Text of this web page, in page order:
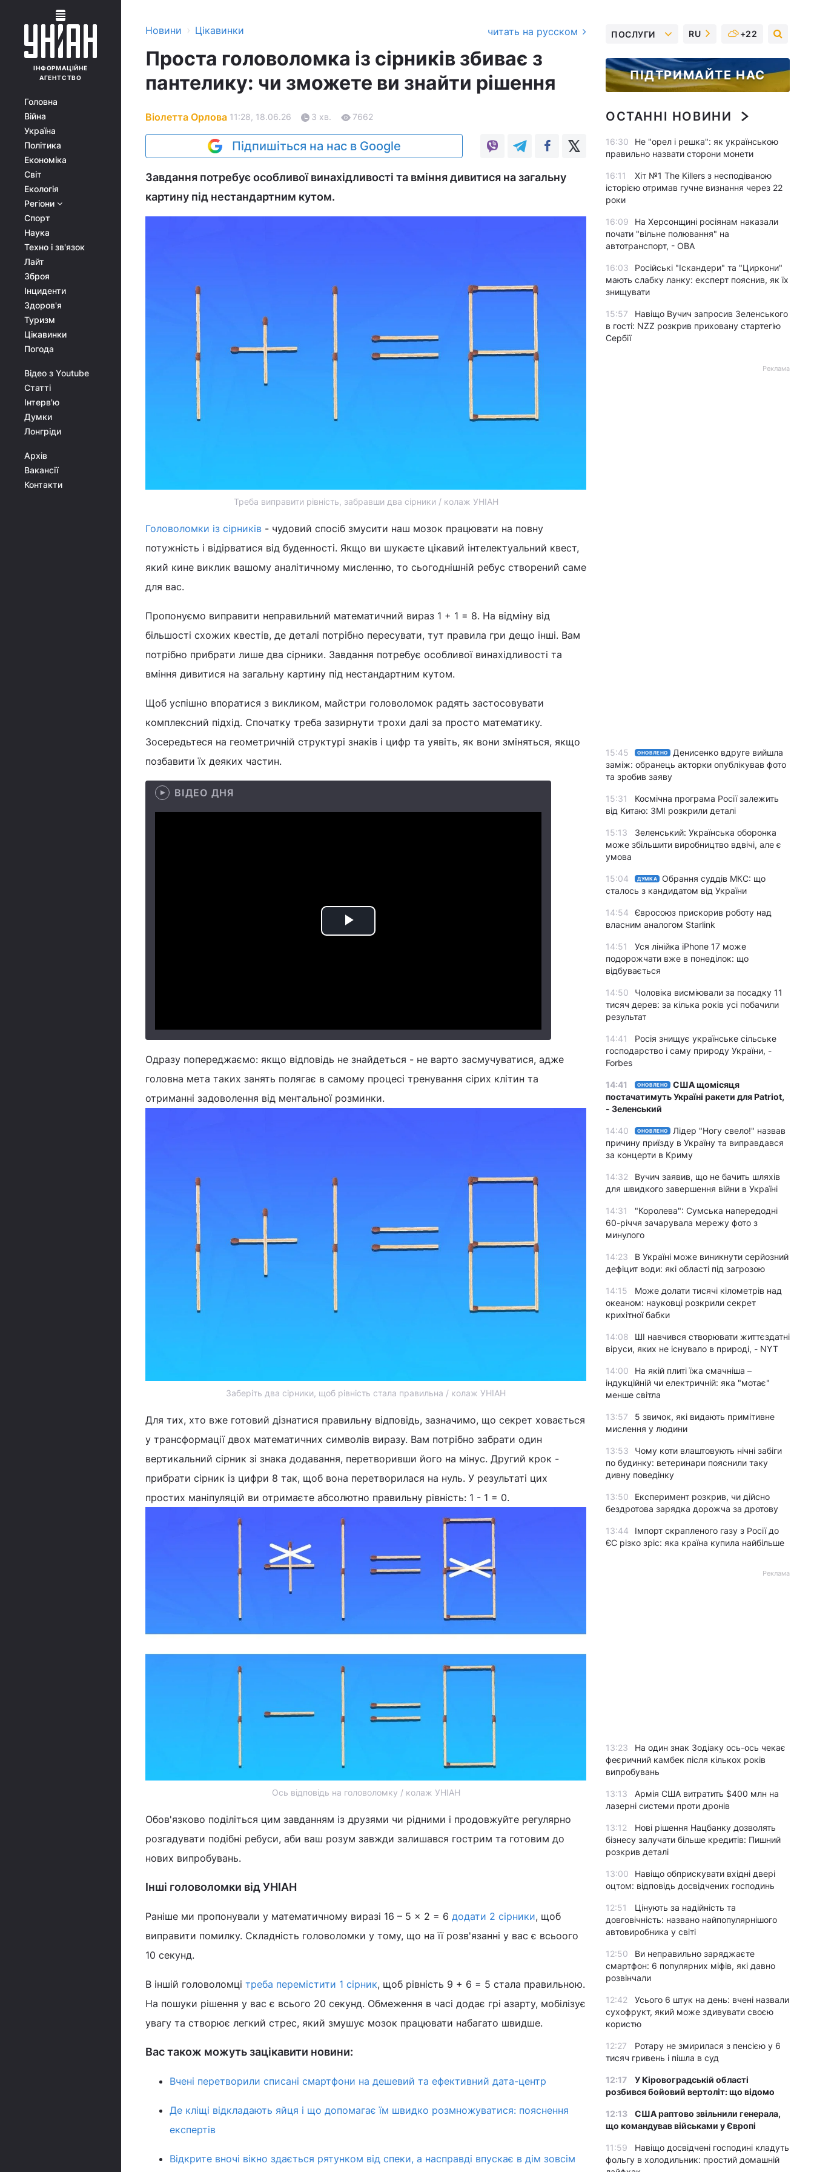
ІНФОРМАЦІЙНЕ
АГЕНТСТВО
Головна
Війна
Україна
Політика
Економіка
Світ
Екологія
Регіони
Спорт
Наука
Техно і зв'язок
Лайт
Зброя
Інциденти
Здоров'я
Туризм
Цікавинки
Погода
Відео з Youtube
Статті
Інтерв'ю
Думки
Лонгріди
Архів
Вакансії
Контакти
Новини › Цікавинки читать на русском
Проста головоломка із сірників збиває з
пантелику: чи зможете ви знайти рішення
Віолетта Орлова 11:28, 18.06.26 3 хв. 7662
Підпишіться на нас в Google
Завдання потребує особливої винахідливості та вміння дивитися на загальну
картину під нестандартним кутом.
Треба виправити рівність, забравши два сірники / колаж УНІАН
Головоломки із сірників - чудовий спосіб змусити наш мозок працювати на повну
потужність і відірватися від буденності. Якщо ви шукаєте цікавий інтелектуальний квест,
який кине виклик вашому аналітичному мисленню, то сьогоднішній ребус створений саме
для вас.
Пропонуємо виправити неправильний математичний вираз 1 + 1 = 8. На відміну від
більшості схожих квестів, де деталі потрібно пересувати, тут правила гри дещо інші. Вам
потрібно прибрати лише два сірники. Завдання потребує особливої винахідливості та
вміння дивитися на загальну картину під нестандартним кутом.
Щоб успішно впоратися з викликом, майстри головоломок радять застосовувати
комплексний підхід. Спочатку треба зазирнути трохи далі за просто математику.
Зосередьтеся на геометричній структурі знаків і цифр та уявіть, як вони зміняться, якщо
позбавити їх деяких частин.
ВІДЕО ДНЯ
Play
Одразу попереджаємо: якщо відповідь не знайдеться - не варто засмучуватися, адже
головна мета таких занять полягає в самому процесі тренування сірих клітин та
отриманні задоволення від ментальної розминки.
Заберіть два сірники, щоб рівність стала правильна / колаж УНІАН
Для тих, хто вже готовий дізнатися правильну відповідь, зазначимо, що секрет ховається
у трансформації двох математичних символів виразу. Вам потрібно забрати один
вертикальний сірник зі знака додавання, перетворивши його на мінус. Другий крок -
прибрати сірник із цифри 8 так, щоб вона перетворилася на нуль. У результаті цих
простих маніпуляцій ви отримаєте абсолютно правильну рівність: 1 - 1 = 0.
Ось відповідь на головоломку / колаж УНІАН
Обов'язково поділіться цим завданням із друзями чи рідними і продовжуйте регулярно
розгадувати подібні ребуси, аби ваш розум завжди залишався гострим та готовим до
нових випробувань.
Інші головоломки від УНІАН
Раніше ми пропонували у математичному виразі 16 – 5 × 2 = 6 додати 2 сірники, щоб
виправити помилку. Складність головоломки у тому, що на її розв'язанні у вас є всьоого
10 секунд.
В іншій головоломці треба перемістити 1 сірник, щоб рівність 9 + 6 = 5 стала правильною.
На пошуки рішення у вас є всього 20 секунд. Обмеження в часі додає грі азарту, мобілізує
увагу та створює легкий стрес, який змушує мозок працювати набагато швидше.
Вас також можуть зацікавити новини:
Вчені перетворили списані смартфони на дешевий та ефективний дата-центр
Де кліщі відкладають яйця і що допомагає їм швидко розмножуватися: пояснення
експертів
Відкрите вночі вікно здається рятунком від спеки, а насправді впускає в дім зовсім
ПОСЛУГИ RU +22
ПІДТРИМАЙТЕ НАС
ОСТАННІ НОВИНИ
16:30
Не "орел і решка": як українською
правильно назвати сторони монети
16:11
Хіт №1 The Killers з несподіваною
історією отримав гучне визнання через 22
роки
16:09
На Херсонщині росіянам наказали
почати "вільне полювання" на
автотранспорт, - ОВА
16:03
Російські "Іскандери" та "Циркони"
мають слабку ланку: експерт пояснив, як їх
знищувати
15:57
Навіщо Вучич запросив Зеленського
в гості: NZZ розкрив приховану стартегію
Сербії
Реклама
15:45 ОНОВЛЕНО
Денисенко вдруге вийшла
заміж: обранець акторки опублікував фото
та зробив заяву
15:31
Космічна програма Росії залежить
від Китаю: ЗМІ розкрили деталі
15:13
Зеленський: Українська оборонка
може збільшити виробництво вдвічі, але є
умова
15:04 ДУМКА
Обрання суддів МКС: що
сталось з кандидатом від України
14:54
Євросоюз прискорив роботу над
власним аналогом Starlink
14:51
Уся лінійка iPhone 17 може
подорожчати вже в понеділок: що
відбувається
14:50
Чоловіка висміювали за посадку 11
тисяч дерев: за кілька років усі побачили
результат
14:41
Росія знищує українське сільське
господарство і саму природу України, -
Forbes
14:41 ОНОВЛЕНО
США щомісяця
постачатимуть Україні ракети для Patriot,
- Зеленський
14:40 ОНОВЛЕНО
Лідер "Ногу свело!" назвав
причину приїзду в Україну та виправдався
за концерти в Криму
14:32
Вучич заявив, що не бачить шляхів
для швидкого завершення війни в Україні
14:31
"Королева": Сумська напередодні
60-річчя зачарувала мережу фото з
минулого
14:23
В Україні може виникнути серйозний
дефіцит води: які області під загрозою
14:15
Може долати тисячі кілометрів над
океаном: науковці розкрили секрет
крихітної бабки
14:08
ШІ навчився створювати життєздатні
віруси, яких не існувало в природі, - NYT
14:00
На якій плиті їжа смачніша –
індукційній чи електричній: яка "мотає"
менше світла
13:57
5 звичок, які видають примітивне
мислення у людини
13:53
Чому коти влаштовують нічні забіги
по будинку: ветеринари пояснили таку
дивну поведінку
13:50
Експеримент розкрив, чи дійсно
бездротова зарядка дорожча за дротову
13:44
Імпорт скрапленого газу з Росії до
ЄС різко зріс: яка країна купила найбільше
Реклама
13:23
На один знак Зодіаку ось-ось чекає
феєричний камбек після кількох років
випробувань
13:13
Армія США витратить $400 млн на
лазерні системи проти дронів
13:12
Нові рішення Нацбанку дозволять
бізнесу залучати більше кредитів: Пишний
розкрив деталі
13:00
Навіщо обприскувати вхідні двері
оцтом: відповідь досвідчених господинь
12:51
Цінують за надійність та
довговічність: названо найпопулярнішого
автовиробника у світі
12:50
Ви неправильно заряджаєте
смартфон: 6 популярних міфів, які давно
розвінчали
12:42
Усього 6 штук на день: вчені назвали
сухофрукт, який може здивувати своєю
користю
12:27
Ротару не змирилася з пенсією у 6
тисяч гривень і пішла в суд
12:17
У Кіровоградській області
розбився бойовий вертоліт: що відомо
12:13
США раптово звільнили генерала,
що командував військами у Європі
11:59
Навіщо досвідчені господині кладуть
фольгу в холодильник: простий домашній